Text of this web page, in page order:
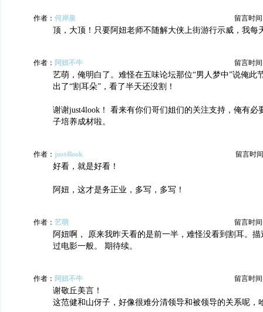
作者： 何岸泉 留言时间
顶，大顶！只要阿妞老师不随解大侠上街游行示威，我每
作者： 阿妞不牛 留言时间
艺萌，俺明白了。难怪在五味论坛那位“男人梦中”说俺此
出了“割耳朵”，看了半天还没割！
谢谢just4look！ 看来有你们哥们姐们的关注支持，俺有必
子培养成材啦。
作者： just4look 留言时
好看，就是好看！
阿妞，这才是务正业，多写，多写！
作者： 艺萌 留言时间
阿妞啊， 原来我昨天看的是前一半，难怪没看到割耳。
过电影一般。 期待续。
作者： 阿妞不牛 留言时间
谢敬丘美言！
这范健和山伢子，好像很难分清领导和被领导的关系呢，